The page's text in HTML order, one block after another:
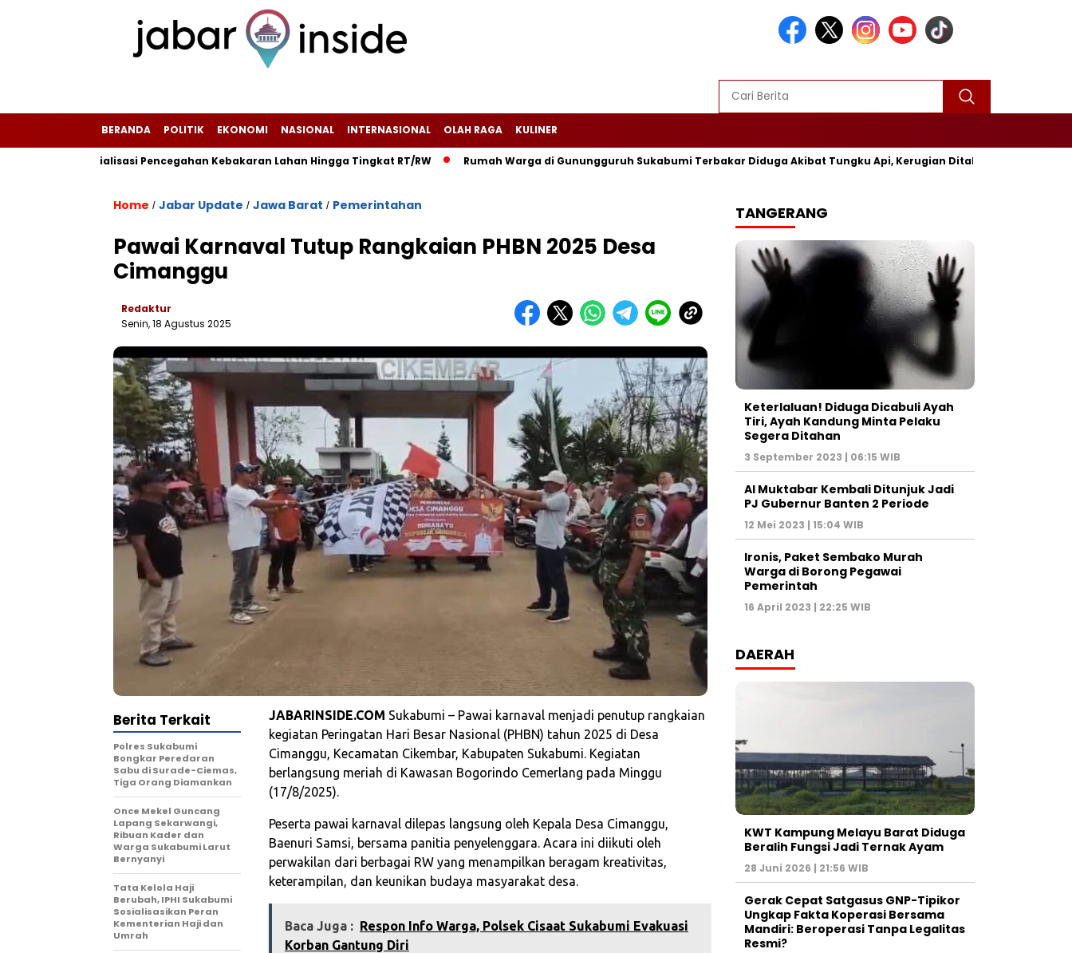
BERANDA POLITIK EKONOMI NASIONAL INTERNASIONAL OLAH RAGA KULINER
Sosialisasi Pencegahan Kebakaran Lahan Hingga Tingkat RT/RW‎ ‎Rumah Warga di Gunungguruh Sukabumi Terbakar Diduga Akibat Tungku Api, Kerugian Ditaksir Rp25 Juta
Home / Jabar Update / Jawa Barat / Pemerintahan
Pawai Karnaval Tutup Rangkaian PHBN 2025 Desa
Cimanggu
Redaktur
Senin, 18 Agustus 2025
JABARINSIDE.COM Sukabumi – Pawai karnaval menjadi penutup rangkaian
kegiatan Peringatan Hari Besar Nasional (PHBN) tahun 2025 di Desa
Cimanggu, Kecamatan Cikembar, Kabupaten Sukabumi. Kegiatan
berlangsung meriah di Kawasan Bogorindo Cemerlang pada Minggu
(17/8/2025).
Peserta pawai karnaval dilepas langsung oleh Kepala Desa Cimanggu,
Baenuri Samsi, bersama panitia penyelenggara. Acara ini diikuti oleh
perwakilan dari berbagai RW yang menampilkan beragam kreativitas,
keterampilan, dan keunikan budaya masyarakat desa.
Baca Juga : Respon Info Warga, Polsek Cisaat Sukabumi Evakuasi
Korban Gantung Diri
Berita Terkait
Polres Sukabumi
Bongkar Peredaran
Sabu di Surade-Ciemas,
Tiga Orang Diamankan
Once Mekel Guncang
Lapang Sekarwangi,
Ribuan Kader dan
Warga Sukabumi Larut
Bernyanyi
Tata Kelola Haji
Berubah, IPHI Sukabumi
Sosialisasikan Peran
Kementerian Haji dan
Umrah
TANGERANG
Keterlaluan! Diduga Dicabuli Ayah
Tiri, Ayah Kandung Minta Pelaku
Segera Ditahan
3 September 2023 | 06:15 WIB
Al Muktabar Kembali Ditunjuk Jadi
PJ Gubernur Banten 2 Periode
12 Mei 2023 | 15:04 WIB
Ironis, Paket Sembako Murah
Warga di Borong Pegawai
Pemerintah
16 April 2023 | 22:25 WIB
DAERAH
KWT Kampung Melayu Barat Diduga
Beralih Fungsi Jadi Ternak Ayam
28 Juni 2026 | 21:56 WIB
Gerak Cepat Satgasus GNP-Tipikor
Ungkap Fakta Koperasi Bersama
Mandiri: Beroperasi Tanpa Legalitas
Resmi?